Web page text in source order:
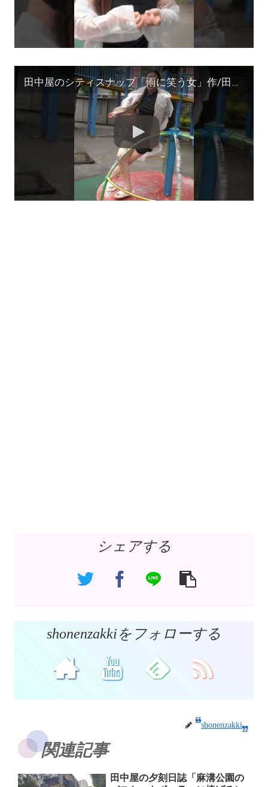
田中屋のシティスナップ「雨に笑う女」作/田中宏明 #shorts #モデル募集
シェアする
shonenzakkiをフォローする
shonenzakki
関連記事
田中屋の夕刻日誌「麻溝公園の